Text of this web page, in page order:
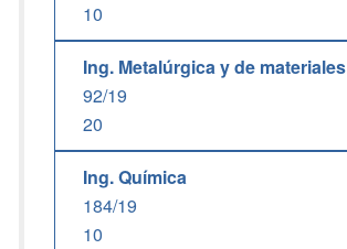
10
Ing. Metalúrgica y de materiales
92/19
20
Ing. Química
184/19
10